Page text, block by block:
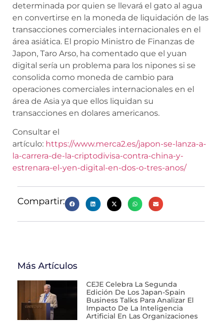
determinada por quien se llevará el gato al agua
en convertirse en la moneda de liquidación de las
transacciones comerciales internacionales en el
área asiática. El propio Ministro de Finanzas de
Japon, Taro Arso, ha comentado que el yuan
digital sería un problema para los nipones si se
consolida como moneda de cambio para
operaciones comerciales internacionales en el
área de Asia ya que ellos liquidan su
transacciones en dolares americanos.
Consultar el
artículo: https://www.merca2.es/japon-se-lanza-a-
la-carrera-de-la-criptodivisa-contra-china-y-
estrenara-el-yen-digital-en-dos-o-tres-anos/
Compartir:
Más Artículos
CEJE Celebra La Segunda
Edición De Los Japan-Spain
Business Talks Para Analizar El
Impacto De La Inteligencia
Artificial En Las Organizaciones